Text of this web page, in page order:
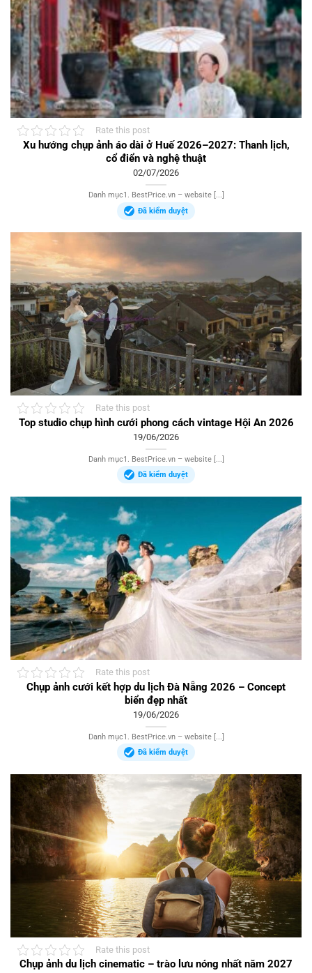
Rate this post
Xu hướng chụp ảnh áo dài ở Huế 2026–2027: Thanh lịch,
cổ điển và nghệ thuật
02/07/2026
Danh mục1. BestPrice.vn – website [...]
Đã kiểm duyệt
Rate this post
Top studio chụp hình cưới phong cách vintage Hội An 2026
19/06/2026
Danh mục1. BestPrice.vn – website [...]
Đã kiểm duyệt
Rate this post
Chụp ảnh cưới kết hợp du lịch Đà Nẵng 2026 – Concept
biển đẹp nhất
19/06/2026
Danh mục1. BestPrice.vn – website [...]
Đã kiểm duyệt
Rate this post
Chụp ảnh du lịch cinematic – trào lưu nóng nhất năm 2027